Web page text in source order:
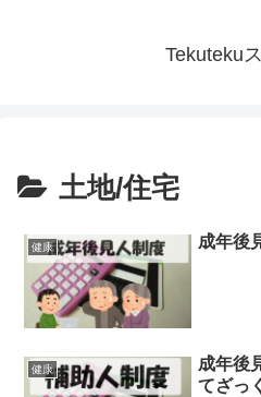
Tekuteku
土地/住宅
健康 成年後
健康
成年後
てざっ